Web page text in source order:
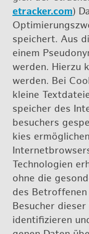
etracker.​com)
spei­chert. Aus
ei­nem
wer­den. Hier­zu
wer­den. Bei
klei­ne
spei­cher des
be­su­chers
kies
Tech­no­lo­gi­en
ohne die
des
Be­su­cher
iden­ti­fi­zie­ren